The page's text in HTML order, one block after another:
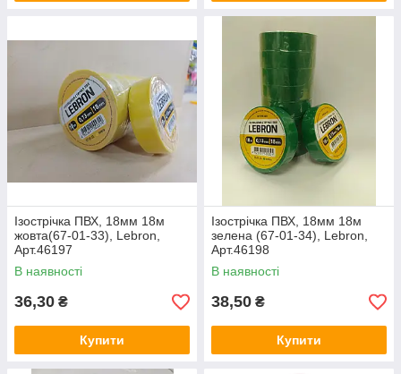
Ізострічка ПВХ, 18мм 18м
жовта(67-01-33), Lebron,
Арт.46197
В наявності
36,30 ₴
Купити
Ізострічка ПВХ, 18мм 18м
зелена (67-01-34), Lebron,
Арт.46198
В наявності
38,50 ₴
Купити